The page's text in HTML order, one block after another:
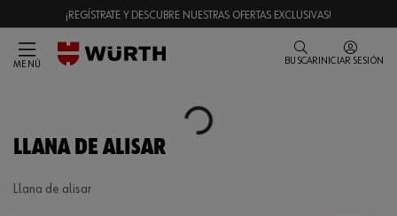
¡REGÍSTRATE Y DESCUBRE NUESTRAS OFERTAS EXCLUSIVAS!
MENÚ BUSCAR INICIAR SESIÓN
Loading...
LLANA DE ALISAR
Llana de alisar